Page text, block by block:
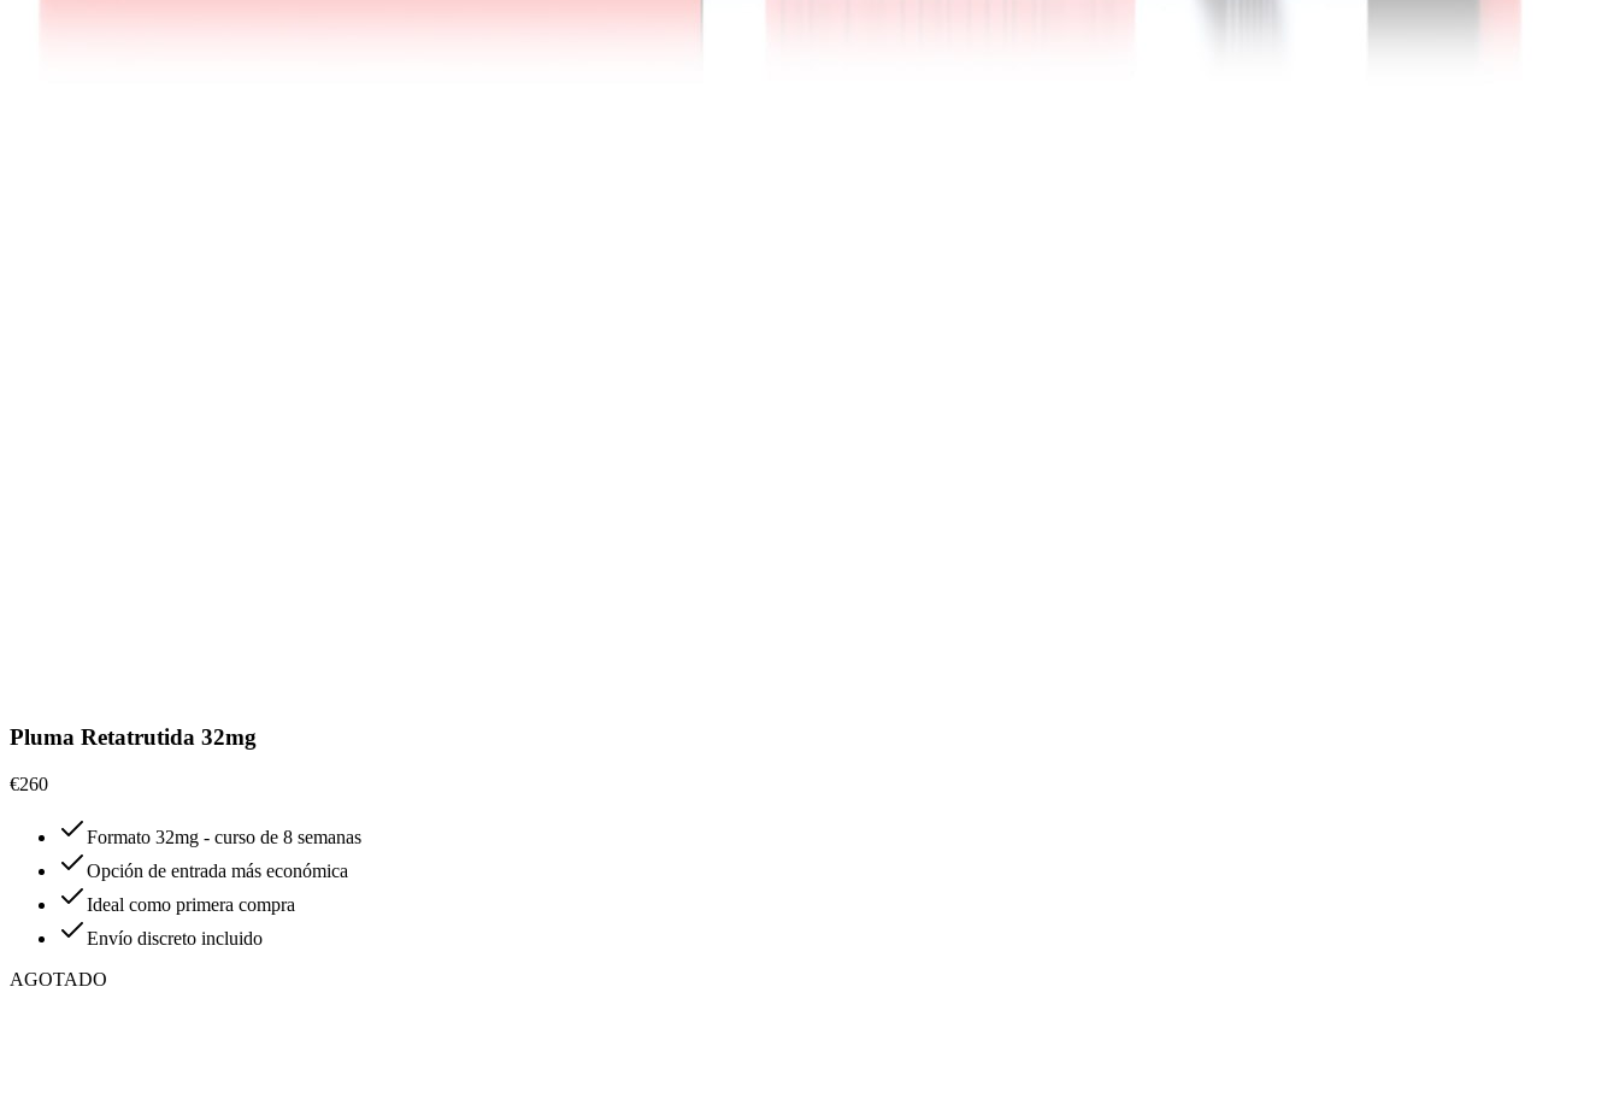
Pluma Retatrutida 32mg
€260
Formato 32mg - curso de 8 semanas
Opción de entrada más económica
Ideal como primera compra
Envío discreto incluido
AGOTADO